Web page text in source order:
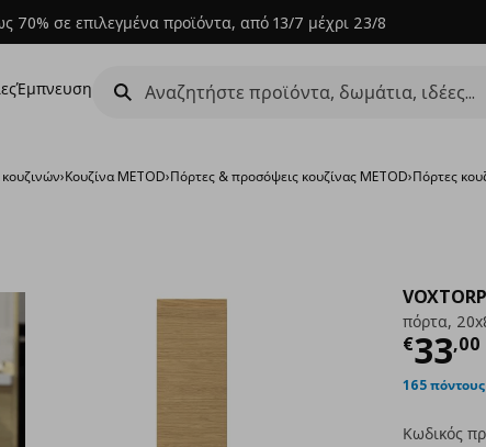
70% σε επιλεγμένα προϊόντα, από 13/7 μέχρι 23/8
Έμπνευση
›Κουζίνα METOD›Πόρτες & προσόψεις κουζίνας METOD›Πόρτες
VOXTORP
πόρτα,
€33,00
165
Κωδικός